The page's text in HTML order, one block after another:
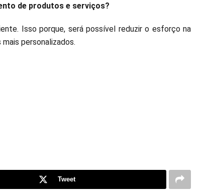
de produtos e serviços?
Isso porque, será possível reduzir o esforço na
personalizados.
Tweet